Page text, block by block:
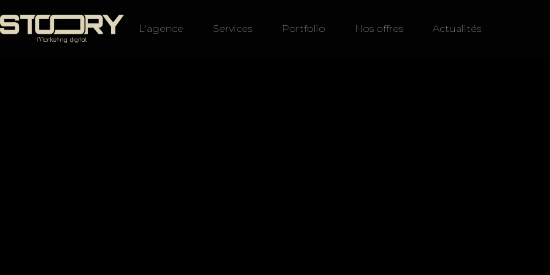
L'agence Services Portfolio Nos offres Actualités